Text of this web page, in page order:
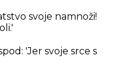
svoje namnoži!
'Jer svoje srce s